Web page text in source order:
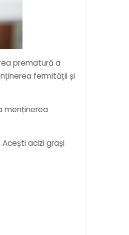
prematură a
fermității și
menținerea
acizi grași